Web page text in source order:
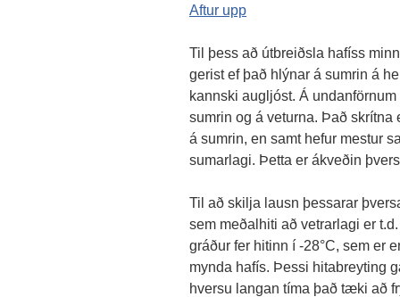
Aftur upp
Til þess að útbreiðsla hafíss
gerist ef það hlýnar á sumrin á
kannski augljóst. Á
sumrin og á veturna. Það skrítna
á sumrin, en samt hefur mestur
sumarlagi. Þetta er ákveðin
Til að skilja lausn þessarar
sem meðalhiti að vetrarlagi er
gráður fer hitinn í -28°C, sem er
mynda hafís. Þessi hitabreyting
hversu langan tíma það tæki að